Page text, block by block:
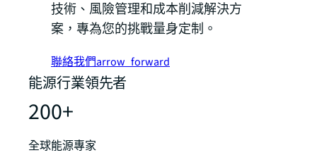
技術、風險管理和成本削減解決方
案，專為您的挑戰量身定制。
聯絡我們arrow_forward
能源行業領先者
200+
全球能源專家